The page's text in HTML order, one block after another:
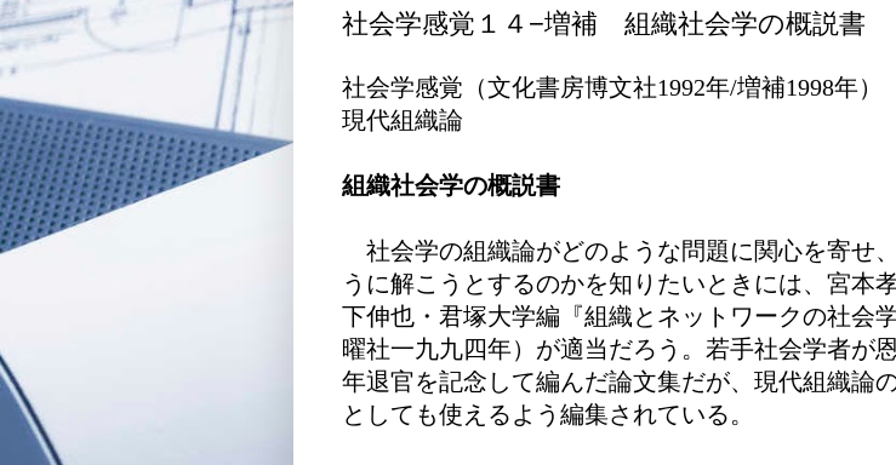
社会学感覚１４−増補 組織社会学の概説書
社会学感覚（文化書房博文社1992年/増補1998年）
現代組織論
組織社会学の概説書
社会学の組織論がどのような問題に関心を寄せ
うに解こうとするのかを知りたいときには、宮本
下伸也・君塚大学編『組織とネットワークの社会
曜社一九九四年）が適当だろう。若手社会学者が
年退官を記念して編んだ論文集だが、現代組織論
としても使えるよう編集されている。